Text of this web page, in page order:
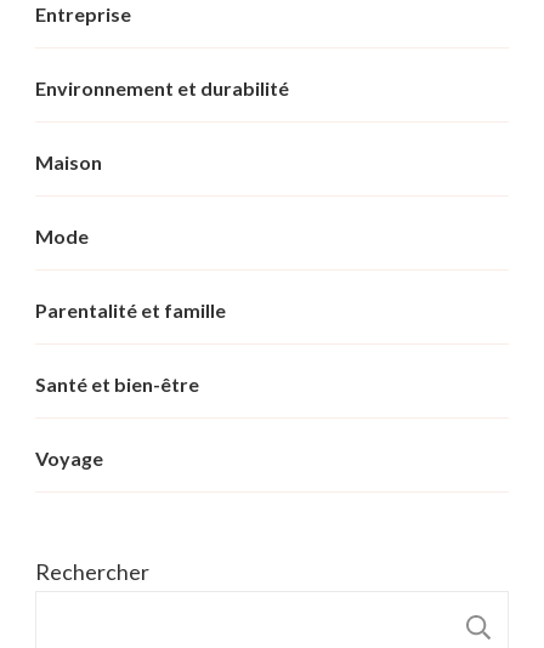
Entreprise
Environnement et durabilité
Maison
Mode
Parentalité et famille
Santé et bien-être
Voyage
Rechercher